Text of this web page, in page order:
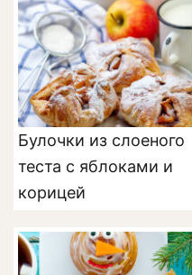
Булочки из слоеного
теста с яблоками и
корицей